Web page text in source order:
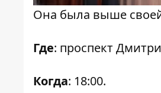
Она была выше
Где: проспект
Когда: 18:00.